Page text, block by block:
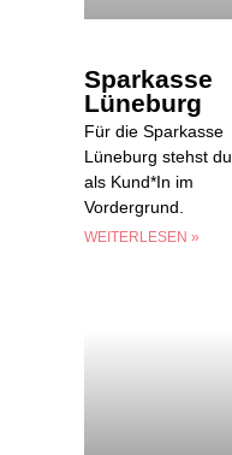
Sparkasse
Lüneburg
Für die Sparkasse
Lüneburg stehst du
als Kund*In im
Vordergrund.
WEITERLESEN »